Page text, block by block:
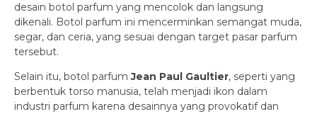
desain botol parfum yang mencolok dan langsung
dikenali. Botol parfum ini mencerminkan semangat muda,
segar, dan ceria, yang sesuai dengan target pasar parfum
tersebut.
Selain itu, botol parfumJean Paul Gaultier, seperti yang
berbentuk torso manusia, telah menjadi ikon dalam
industri parfum karena desainnya yang provokatif dan